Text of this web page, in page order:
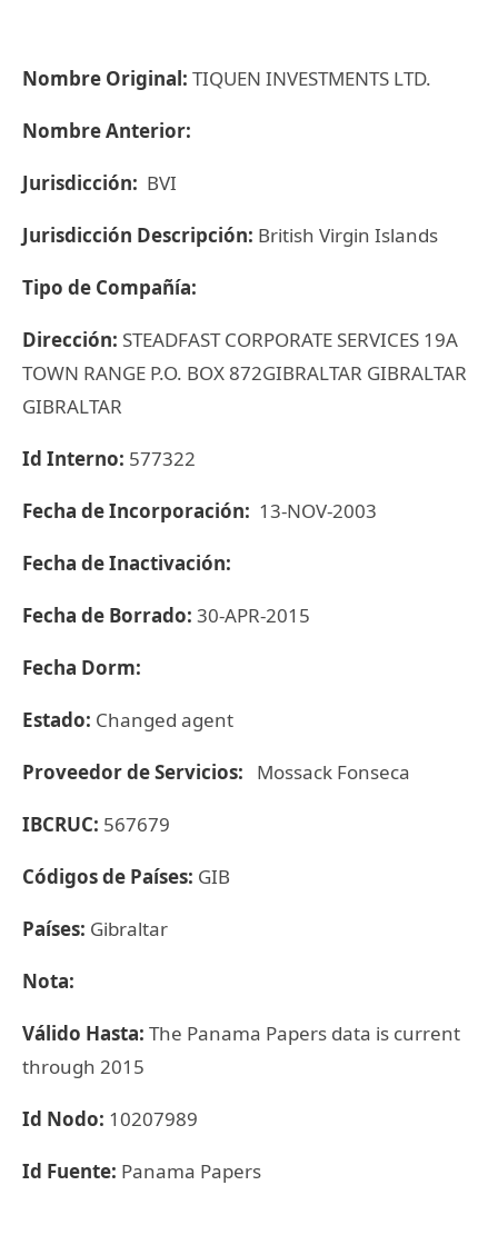
Nombre Original: TIQUEN INVESTMENTS LTD.
Nombre Anterior:
Jurisdicción: BVI
Jurisdicción Descripción: British Virgin Islands
Tipo de Compañía:
Dirección: STEADFAST CORPORATE SERVICES 19A
TOWN RANGE P.O. BOX 872GIBRALTAR GIBRALTAR
GIBRALTAR
Id Interno: 577322
Fecha de Incorporación: 13-NOV-2003
Fecha de Inactivación:
Fecha de Borrado: 30-APR-2015
Fecha Dorm:
Estado: Changed agent
Proveedor de Servicios: Mossack Fonseca
IBCRUC: 567679
Códigos de Países: GIB
Países: Gibraltar
Nota:
Válido Hasta: The Panama Papers data is current
through 2015
Id Nodo: 10207989
Id Fuente: Panama Papers